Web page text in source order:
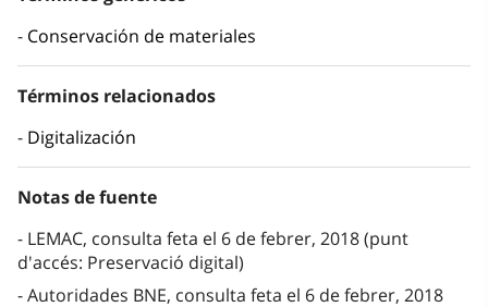
Conservación de materiales
Términos relacionados
Digitalización
Notas de fuente
LEMAC, consulta feta el 6 de febrer, 2018 (punt
d'accés: Preservació digital)
Autoridades BNE, consulta feta el 6 de febrer, 2018